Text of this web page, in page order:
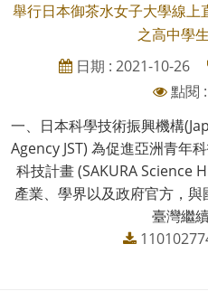
舉行日本御茶水女子大學線上
之高中學
日期 : 2021-10-26
點閱
一、日本科學技術振興機構
Agency JST) 為促進亞洲青年
科技計畫 (SAKURA Science
產業、學界以及政府官方，
臺灣繼